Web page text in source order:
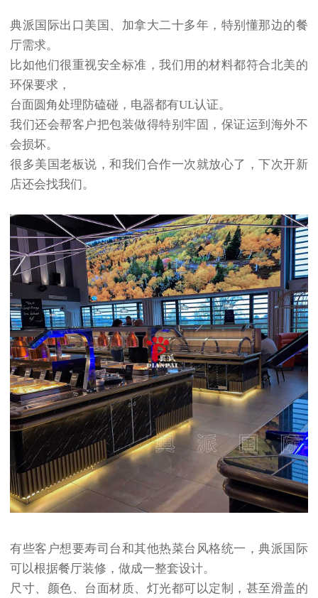
典派国际出口美国、加拿大二十多年，特别懂那边的餐
厅需求。
比如他们很重视安全标准，我们用的材料都符合北美的
环保要求，
台面圆角处理防磕碰，电器都有UL认证。
我们还会帮客户把包装做得特别牢固，保证运到海外不
会损坏。
很多美国老板说，和我们合作一次就放心了，下次开新
店还会找我们。
有些客户想要寿司台和其他热菜台风格统一，典派国际
可以根据餐厅装修，做成一整套设计。
尺寸、颜色、台面材质、灯光都可以定制，甚至滑盖的